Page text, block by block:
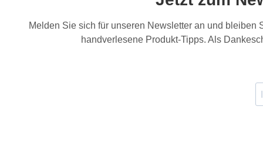
Melden Sie sich für unseren Newsletter an und
handverlesene Produkt-Tipps. Als